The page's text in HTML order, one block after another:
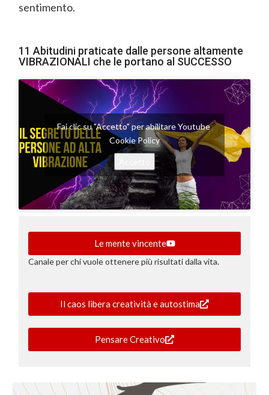
sentimento.
11 Abitudini praticate dalle persone altamente
VIBRAZIONALI che le portano al SUCCESSO
Fai clic su "Accetto" per abilitare Youtube
Cookie Policy
Le mente vincente
Canale per chi vuole ottenere più risultati dalla vita.
Il caos libera creatività e autostima
Pensare Creativo